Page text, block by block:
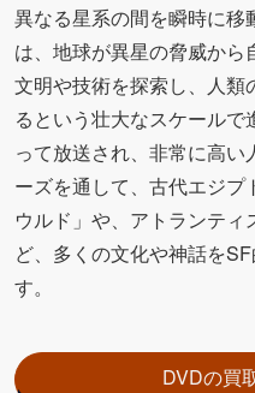
異なる星系の間を瞬時に
は、地球が異星の脅威か
文明や技術を探索し、人
るという壮大なスケール
って放送され、非常に高い
ーズを通して、古代エジ
ウルド」や、アトランテ
ど、多くの文化や神話を
す。
DVDの買